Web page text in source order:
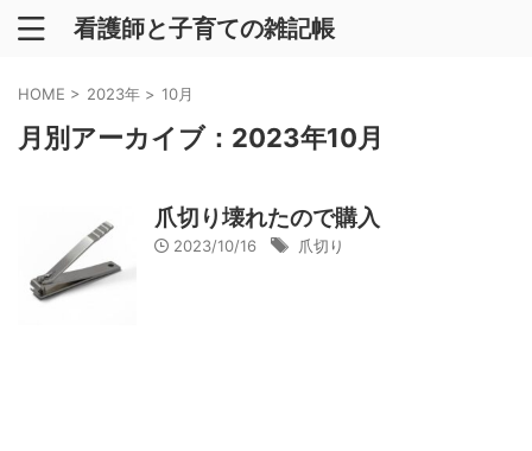
看護師と子育ての雑記帳
HOME > 2023年 > 10月
月別アーカイブ：2023年10月
爪切り壊れたので購入
2023/10/16 爪切り